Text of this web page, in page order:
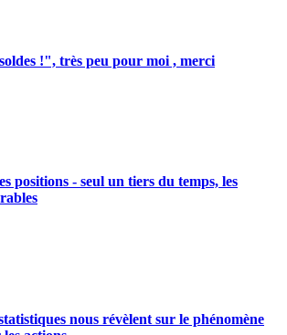
!", très peu pour moi , merci
positions - seul un tiers du temps, les
nous révèlent sur le phénomène